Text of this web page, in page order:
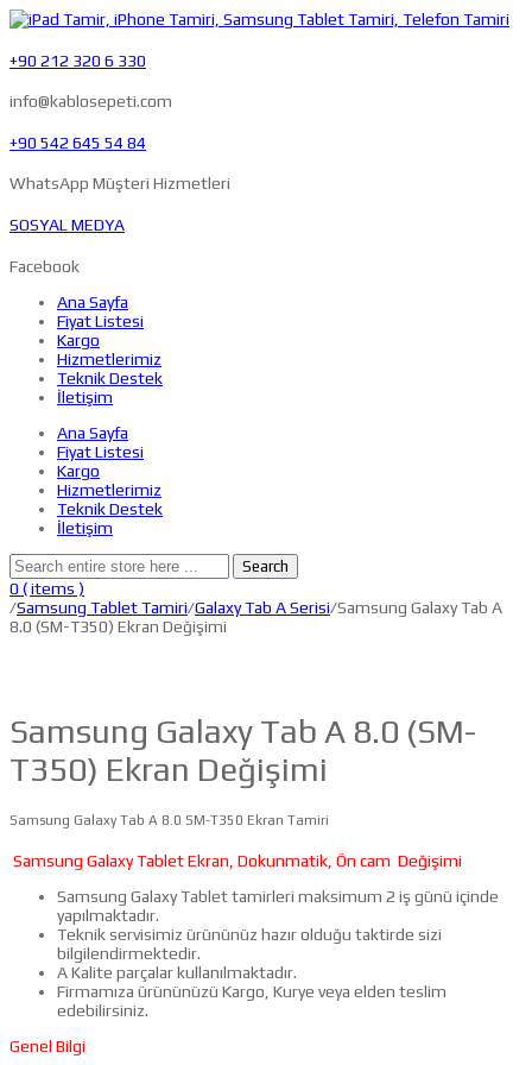
+90 212 320 6 330
info@kablosepeti.com
+90 542 645 54 84
WhatsApp Müşteri Hizmetleri
SOSYAL MEDYA
Facebook
Ana Sayfa
Fiyat Listesi
Kargo
Hizmetlerimiz
Teknik Destek
İletişim
Ana Sayfa
Fiyat Listesi
Kargo
Hizmetlerimiz
Teknik Destek
İletişim
Search
0 ( items )
/Samsung Tablet Tamiri/Galaxy Tab A Serisi/Samsung Galaxy Tab A
8.0 (SM-T350) Ekran Değişimi
Samsung Galaxy Tab A 8.0 (SM-
T350) Ekran Değişimi
Samsung Galaxy Tab A 8.0 SM-T350 Ekran Tamiri
Samsung Galaxy Tablet Ekran, Dokunmatik, Ön cam Değişimi
Samsung Galaxy Tablet tamirleri maksimum 2 iş günü içinde
yapılmaktadır.
Teknik servisimiz ürününüz hazır olduğu taktirde sizi
bilgilendirmektedir.
A Kalite parçalar kullanılmaktadır.
Firmamıza ürününüzü Kargo, Kurye veya elden teslim
edebilirsiniz.
Genel Bilgi